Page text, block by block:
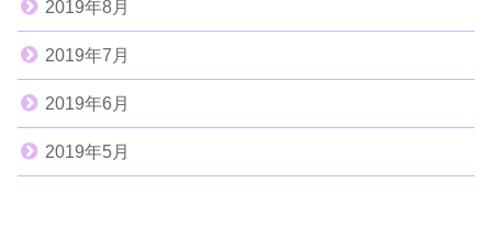
2019年8月
2019年7月
2019年6月
2019年5月